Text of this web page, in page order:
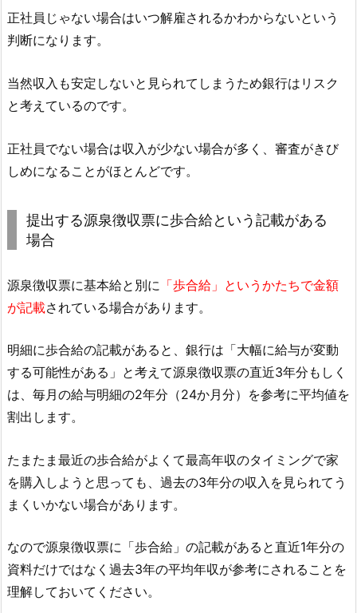
正社員じゃない場合はいつ解雇されるかわからないという
判断になります。
当然収入も安定しないと見られてしまうため銀行はリスク
と考えているのです。
正社員でない場合は収入が少ない場合が多く、審査がきび
しめになることがほとんどです。
提出する源泉徴収票に歩合給という記載がある
場合
源泉徴収票に基本給と別に 「歩合給」というかたちで金額
が記載されている場合があります。
明細に歩合給の記載があると、銀行は「大幅に給与が変動
する可能性がある」と考えて源泉徴収票の直近3年分もしく
は、毎月の給与明細の2年分（24か月分）を参考に平均値を
割出します。
たまたま最近の歩合給がよくて最高年収のタイミングで家
を購入しようと思っても、過去の3年分の収入を見られてう
まくいかない場合があります。
なので源泉徴収票に「歩合給」の記載があると直近1年分の
資料だけではなく過去3年の平均年収が参考にされることを
理解しておいてください。